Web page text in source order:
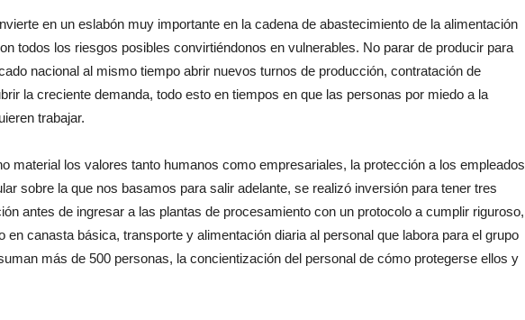
en un eslabón muy importante en la cadena de abastecimiento de la alimentación
todos los riesgos posibles convirtiéndonos en vulnerables. No parar de producir para
nacional al mismo tiempo abrir nuevos turnos de producción, contratación de
la creciente demanda, todo esto en tiempos en que las personas por miedo a la
trabajar.
material los valores tanto humanos como empresariales, la protección a los empleados
sobre la que nos basamos para salir adelante, se realizó inversión para tener tres
antes de ingresar a las plantas de procesamiento con un protocolo a cumplir riguroso,
en canasta básica, transporte y alimentación diaria al personal que labora para el grupo
más de 500 personas, la concientización del personal de cómo protegerse ellos y